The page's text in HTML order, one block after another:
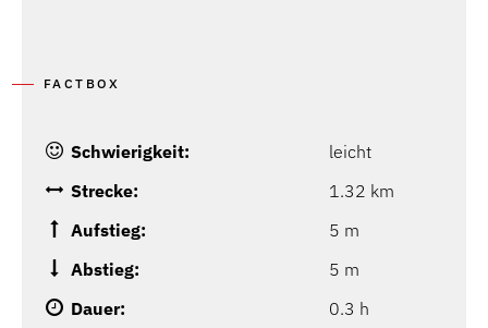
FACTBOX
Schwierigkeit:
leicht
Strecke:
1.32 km
Aufstieg:
5 m
Abstieg:
5 m
Dauer:
0.3 h